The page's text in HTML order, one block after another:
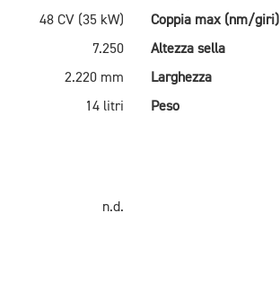
48 CV (35 kW) Coppia max (nm/giri)
7.250 Altezza sella
2.220 mm Larghezza
14 litri Peso
n.d.